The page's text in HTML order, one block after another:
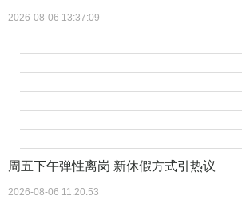
2026-08-06 13:37:09
周五下午弹性离岗 新休假方式引热议
2026-08-06 11:20:53